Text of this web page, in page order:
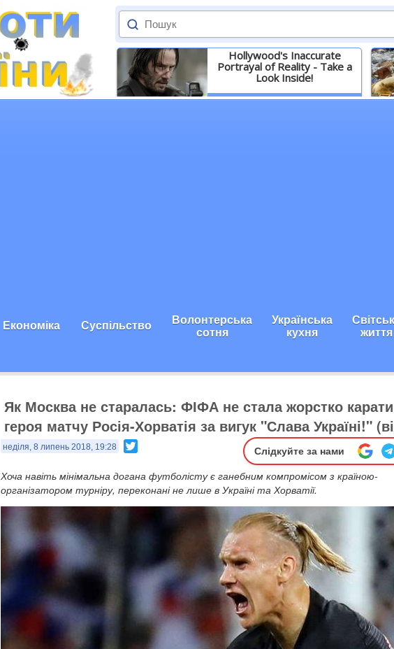
Hollywood's Inaccurate
Portrayal of Reality - Take a
Look Inside!
Детальніше
Економіка Суспільство Волонтерська
сотня
Українська
кухня життя
Як Москва не старалась: ФІФА не стала жорстко карати
героя матчу Росія-Хорватія за вигук "Слава Україні!"
неділя, 8 липень 2018, 19:28 Слідкуйте за нами
Хоча навіть мінімальна догана футболісту є ганебним компромісом з країною-
організатором турніру, переконані не лише в Україні та Хорватії.